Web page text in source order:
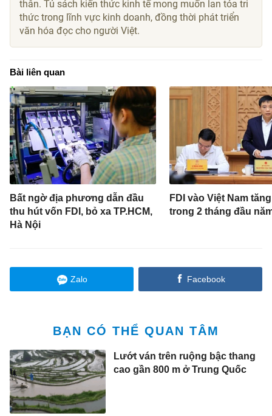
thân. Tủ sách kiến thức kinh tế mong muốn lan tỏa tri
thức trong lĩnh vực kinh doanh, đồng thời phát triển
văn hóa đọc cho người Việt.
Bài liên quan
Bất ngờ địa phương dẫn đầu
thu hút vốn FDI, bỏ xa TP.HCM,
Hà Nội
FDI vào Việt Nam
trong 2 tháng đầu
Zalo Facebook
BẠN CÓ THỂ QUAN TÂM
Lướt ván trên ruộng bậc thang
cao gần 800 m ở Trung Quốc